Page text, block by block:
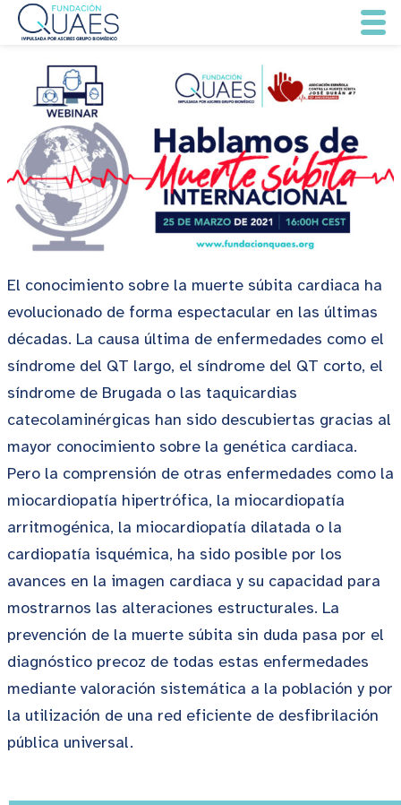
El conocimiento sobre la muerte súbita cardiaca ha
evolucionado de forma espectacular en las últimas
décadas. La causa última de enfermedades como el
síndrome del QT largo, el síndrome del QT corto, el
síndrome de Brugada o las taquicardias
catecolaminérgicas han sido descubiertas gracias al
mayor conocimiento sobre la genética cardiaca.
Pero la comprensión de otras enfermedades como la
miocardiopatía hipertrófica, la miocardiopatía
arritmogénica, la miocardiopatía dilatada o la
cardiopatía isquémica, ha sido posible por los
avances en la imagen cardiaca y su capacidad para
mostrarnos las alteraciones estructurales. La
prevención de la muerte súbita sin duda pasa por el
diagnóstico precoz de todas estas enfermedades
mediante valoración sistemática a la población y por
la utilización de una red eficiente de desfibrilación
pública universal.